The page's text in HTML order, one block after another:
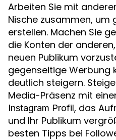
Arbeiten Sie mit
Nische zusammen, um
erstellen. Machen Sie
die Konten der
neuen Publikum
gegenseitige Werbung
deutlich steigern.
Media-Präsenz mit
Instagram Profil, das
und Ihr Publikum
besten Tipps bei